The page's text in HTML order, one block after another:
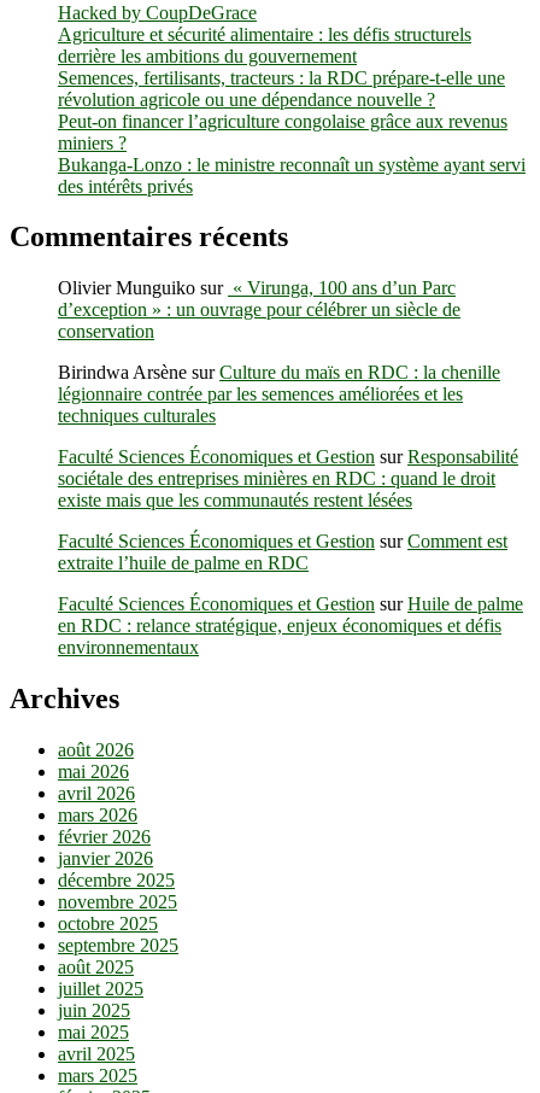
Hacked by CoupDeGrace
Agriculture et sécurité alimentaire : les défis structurels
derrière les ambitions du gouvernement
Semences, fertilisants, tracteurs : la RDC prépare-t-elle une
révolution agricole ou une dépendance nouvelle ?
Peut-on financer l’agriculture congolaise grâce aux revenus
miniers ?
Bukanga-Lonzo : le ministre reconnaît un système ayant servi
des intérêts privés
Commentaires récents
Olivier Munguiko sur « Virunga, 100 ans d’un Parc
d’exception » : un ouvrage pour célébrer un siècle de
conservation
Birindwa Arsène surCulture du maïs en RDC : la chenille
légionnaire contrée par les semences améliorées et les
techniques culturales
Faculté Sciences Économiques et Gestion surResponsabilité
sociétale des entreprises minières en RDC : quand le droit
existe mais que les communautés restent lésées
Faculté Sciences Économiques et Gestion surComment est
extraite l’huile de palme en RDC
Faculté Sciences Économiques et Gestion surHuile de palme
en RDC : relance stratégique, enjeux économiques et défis
environnementaux
Archives
août 2026
mai 2026
avril 2026
mars 2026
février 2026
janvier 2026
décembre 2025
novembre 2025
octobre 2025
septembre 2025
août 2025
juillet 2025
juin 2025
mai 2025
avril 2025
mars 2025